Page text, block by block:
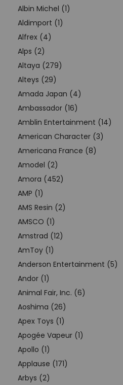
Albin Michel (1)
Aldimport (1)
Alfrex (4)
Alps (2)
Altaya (279)
Alteys (29)
Amada Japan (4)
Ambassador (16)
Amblin Entertainment (14)
American Character (3)
Americana France (8)
Amodel (2)
Amora (452)
AMP (1)
AMS Resin (2)
AMSCO (1)
Amstrad (12)
AmToy (1)
Anderson Entertainment (5)
Andor (1)
Animal Fair, Inc. (6)
Aoshima (26)
Apex Toys (1)
Apogée Vapeur (1)
Apollo (1)
Applause (171)
Arbys (2)